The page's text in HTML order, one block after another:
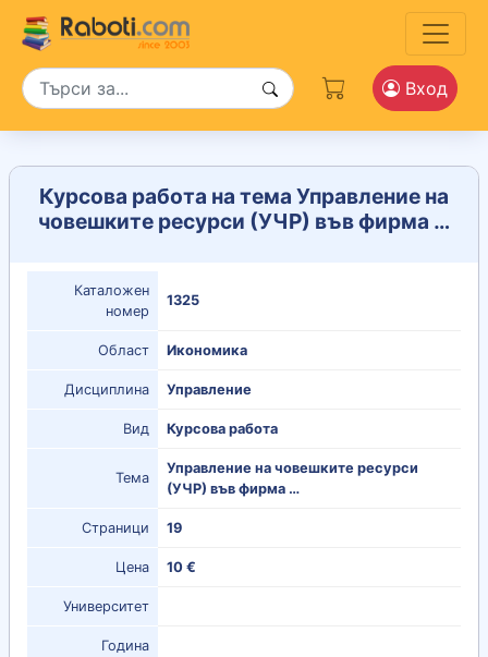
Вход
Курсова работа на тема Управление на
човешките ресурси (УЧР) във фирма …
Каталожен
номер
1325
Област Икономика
Дисциплина Управление
Вид Курсова работа
Тема
Управление на човешките ресурси
(УЧР) във фирма …
Страници 19
Цена 10 €
Университет
Година